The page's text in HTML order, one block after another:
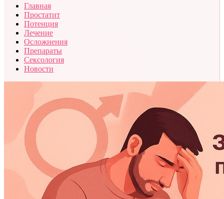
Главная
Простатит
Потенция
Лечение
Осложнения
Препараты
Сексология
Новости